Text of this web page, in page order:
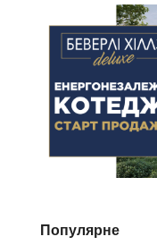
Популярне